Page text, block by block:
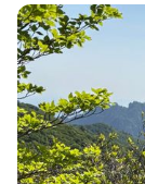
登山口で、ここか
穏やかな尾根歩き
山者からは「大好
と、周囲の山々や
ます。特に、笠松
め、訪れる価値があります。 このコース
楽しめるため、家
春や秋は、植物の